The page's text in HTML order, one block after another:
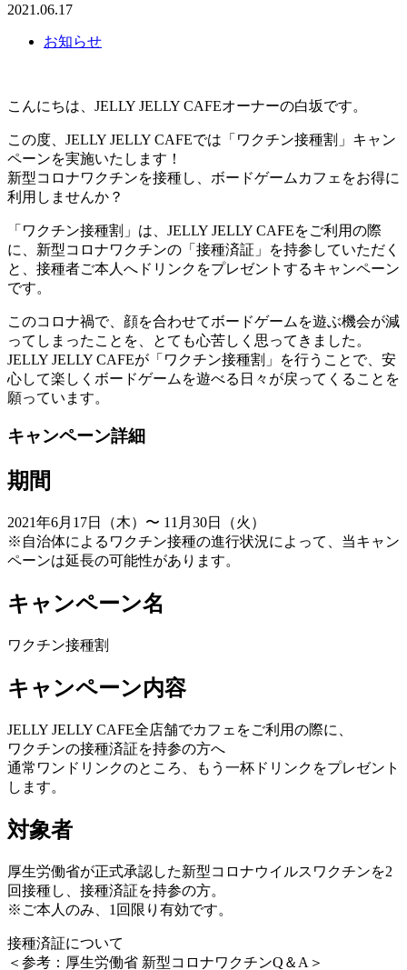
2021.06.17
お知らせ
こんにちは、JELLY JELLY CAFEオーナーの白坂です。
この度、JELLY JELLY CAFEでは「ワクチン接種割」キャン
ペーンを実施いたします！
新型コロナワクチンを接種し、ボードゲームカフェをお得に
利用しませんか？
「ワクチン接種割」は、JELLY JELLY CAFEをご利用の際
に、新型コロナワクチンの「接種済証」を持参していただく
と、接種者ご本人へドリンクをプレゼントするキャンペーン
です。
このコロナ禍で、顔を合わせてボードゲームを遊ぶ機会が減
ってしまったことを、とても心苦しく思ってきました。
JELLY JELLY CAFEが「ワクチン接種割」を行うことで、安
心して楽しくボードゲームを遊べる日々が戻ってくることを
願っています。
キャンペーン詳細
期間
2021年6月17日（木）〜 11月30日（火）
※自治体によるワクチン接種の進行状況によって、当キャン
ペーンは延長の可能性があります。
キャンペーン名
ワクチン接種割
キャンペーン内容
JELLY JELLY CAFE全店舗でカフェをご利用の際に、
ワクチンの接種済証を持参の方へ
通常ワンドリンクのところ、もう一杯ドリンクをプレゼント
します。
対象者
厚生労働省が正式承認した新型コロナウイルスワクチンを2
回接種し、接種済証を持参の方。
※ご本人のみ、1回限り有効です。
接種済証について
＜参考：厚生労働省 新型コロナワクチンQ＆A＞